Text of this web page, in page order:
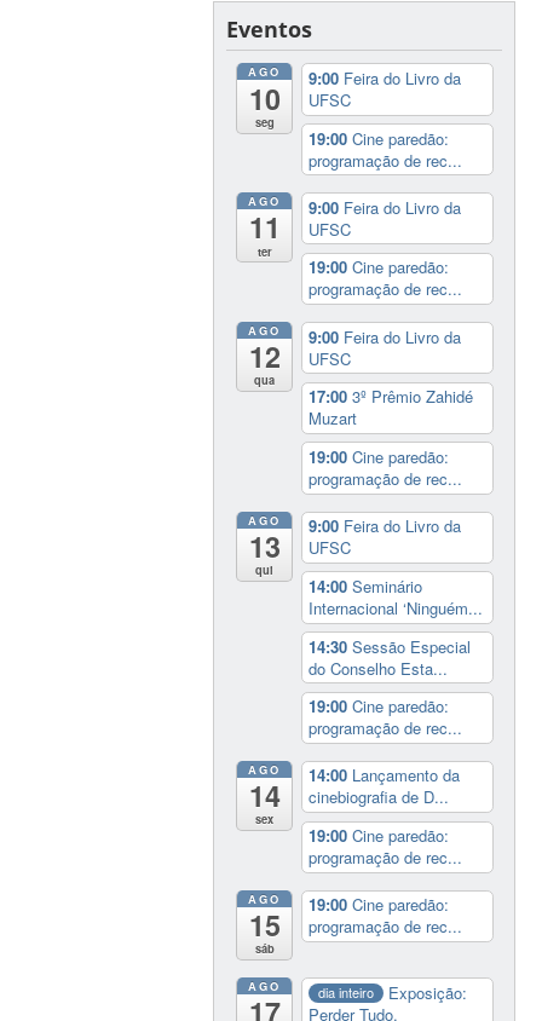
Eventos
AGO
10
seg
9:00 Feira do Livro da
UFSC
19:00Cine paredão:
programação de rec...
AGO
11
ter
9:00 Feira do Livro da
UFSC
19:00Cine paredão:
programação de rec...
AGO
12
qua
9:00 Feira do Livro da
UFSC
17:003º Prêmio Zahidé
Muzart
19:00Cine paredão:
programação de rec...
AGO
13
qui
9:00 Feira do Livro da
UFSC
14:00Seminário
Internacional ‘Ninguém...
14:30Sessão Especial
do Conselho Esta...
19:00Cine paredão:
programação de rec...
AGO
14
sex
14:00 Lançamento da
cinebiografia de D...
19:00Cine paredão:
programação de rec...
AGO
15
sáb
19:00Cine paredão:
programação de rec...
AGO
17
dia inteiro
Exposição:
Perder Tudo.